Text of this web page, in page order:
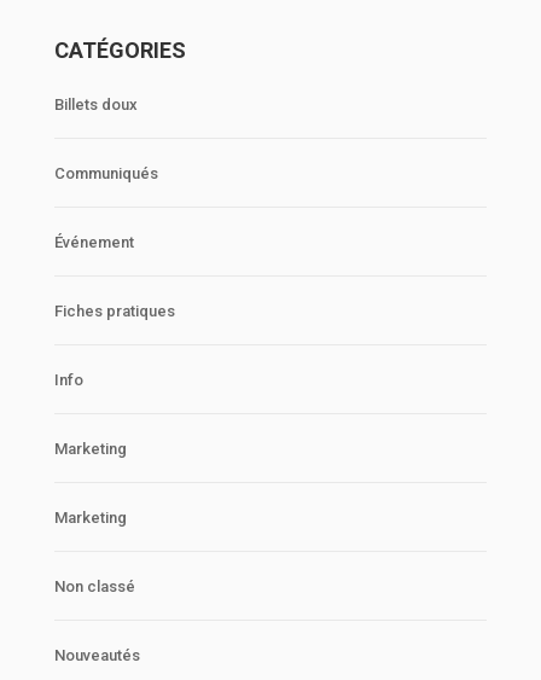
CATÉGORIES
Billets doux
Communiqués
Événement
Fiches pratiques
Info
Marketing
Marketing
Non classé
Nouveautés